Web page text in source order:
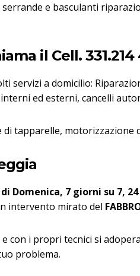
e basculanti
il Cell. 331.214
servizi a domicilio:
ed esterni, cancelli
tapparelle, motorizzazione
Domenica, 7 giorni su 7, 24
intervento mirato del
con i propri tecnici si
problema.